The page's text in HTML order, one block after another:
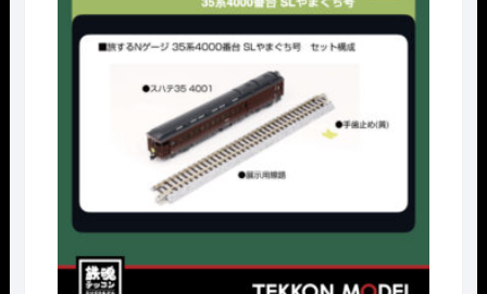
¥38,500
し
た。
は
で
す。